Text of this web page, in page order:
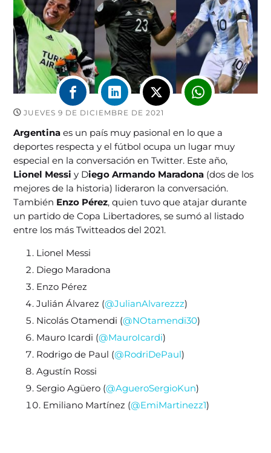
JUEVES 9 DE DICIEMBRE DE 2021
Argentina es un país muy pasional en lo que a
deportes respecta y el fútbol ocupa un lugar muy
especial en la conversación en Twitter. Este año,
Lionel Messi y Diego Armando Maradona (dos de los
mejores de la historia) lideraron la conversación.
También Enzo Pérez, quien tuvo que atajar durante
un partido de Copa Libertadores, se sumó al listado
entre los más Twitteados del 2021.
Lionel Messi
Diego Maradona
Enzo Pérez
Julián Álvarez (@JulianAlvarezzz)
Nicolás Otamendi (@NOtamendi30)
Mauro Icardi (@MauroIcardi)
Rodrigo de Paul (@RodriDePaul)
Agustín Rossi
Sergio Agüero (@AgueroSergioKun)
Emiliano Martínez (@EmiMartinezz1)